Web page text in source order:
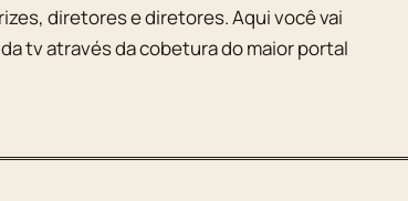
diretores e diretores. Aqui você vai
tv através da cobetura do maior portal